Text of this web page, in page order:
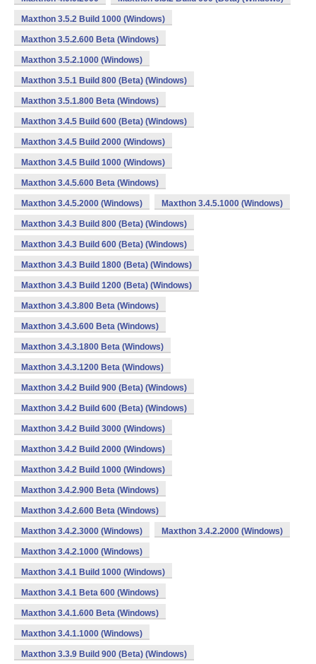
Maxthon 3.5.2 Build 1000 (Windows)
Maxthon 3.5.2.600 Beta (Windows)
Maxthon 3.5.2.1000 (Windows)
Maxthon 3.5.1 Build 800 (Beta) (Windows)
Maxthon 3.5.1.800 Beta (Windows)
Maxthon 3.4.5 Build 600 (Beta) (Windows)
Maxthon 3.4.5 Build 2000 (Windows)
Maxthon 3.4.5 Build 1000 (Windows)
Maxthon 3.4.5.600 Beta (Windows)
Maxthon 3.4.5.2000 (Windows) Maxthon 3.4.5.1000 (Windows)
Maxthon 3.4.3 Build 800 (Beta) (Windows)
Maxthon 3.4.3 Build 600 (Beta) (Windows)
Maxthon 3.4.3 Build 1800 (Beta) (Windows)
Maxthon 3.4.3 Build 1200 (Beta) (Windows)
Maxthon 3.4.3.800 Beta (Windows)
Maxthon 3.4.3.600 Beta (Windows)
Maxthon 3.4.3.1800 Beta (Windows)
Maxthon 3.4.3.1200 Beta (Windows)
Maxthon 3.4.2 Build 900 (Beta) (Windows)
Maxthon 3.4.2 Build 600 (Beta) (Windows)
Maxthon 3.4.2 Build 3000 (Windows)
Maxthon 3.4.2 Build 2000 (Windows)
Maxthon 3.4.2 Build 1000 (Windows)
Maxthon 3.4.2.900 Beta (Windows)
Maxthon 3.4.2.600 Beta (Windows)
Maxthon 3.4.2.3000 (Windows) Maxthon 3.4.2.2000 (Windows)
Maxthon 3.4.2.1000 (Windows)
Maxthon 3.4.1 Build 1000 (Windows)
Maxthon 3.4.1 Beta 600 (Windows)
Maxthon 3.4.1.600 Beta (Windows)
Maxthon 3.4.1.1000 (Windows)
Maxthon 3.3.9 Build 900 (Beta) (Windows)